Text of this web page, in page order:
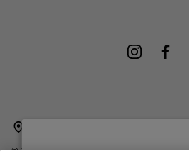
©2026Columbia Sportswear International